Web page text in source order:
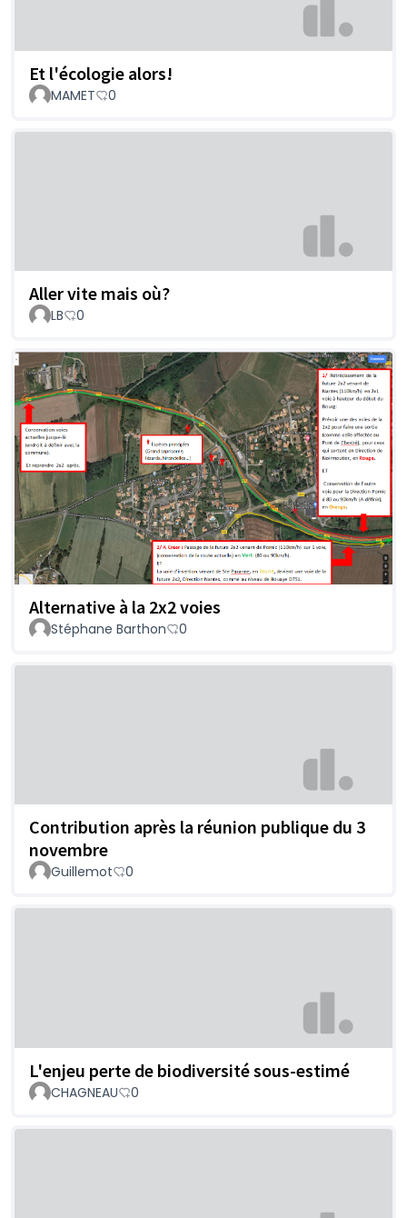
Et l'écologie alors!
MAMET 0
Aller vite mais où?
LB 0
Alternative à la 2x2 voies
Stéphane Barthon 0
Contribution après la réunion publique du 3
novembre
Guillemot 0
L'enjeu perte de biodiversité sous-estimé
CHAGNEAU 0